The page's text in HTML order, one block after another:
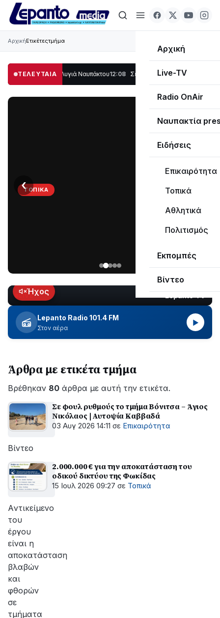
Αρχική
Live-TV
Radio OnAir
Ναυπακτία
Ειδήσεις
Επικαιρότητα
Τοπικά
Αθλητικά
Πολιτισμός
Εκπομπές
Βίντεο
ΑρχικήΕτικέτεςτμήμα
ΤΕΛΕΥΤΑΙΑ
στο Λυγιά Ναυπάκτου12:08 Σε τροχιά υλοποίησης η Παράκαμψη
ΤΟΠΙΚΆ
Ναυπάκτου
εδώ
και
περίπου
δύο
ώρες
εξέλιξη
οι
εργασίες
ΔΕΔΔΗΕ
για
την
της
βλάβης
‹
LIVEΉχος
Lepanto Radio 101.4 FM
Στον αέρα
▶
Άρθρα με ετικέτα τμήμα
Βρέθηκαν 80 άρθρα με αυτή την ετικέτα.
Σε φουλ ρυθμούς το τμήμα Βόνιτσα – Άγιος
Νικόλαος | Αυτοψία Καββαδά
03 Αυγ 2026 14:11 σε Επικαιρότητα
Βίντεο
2.000.000 € για την αποκατάσταση του
οδικού δικτύου της Φωκίδας
15 Ιουλ 2026 09:27 σε Τοπικά
Aντικείμενο
του
έργου
είναι η
αποκατάσταση
βλαβών
και
φθορών
σε
τμήματα